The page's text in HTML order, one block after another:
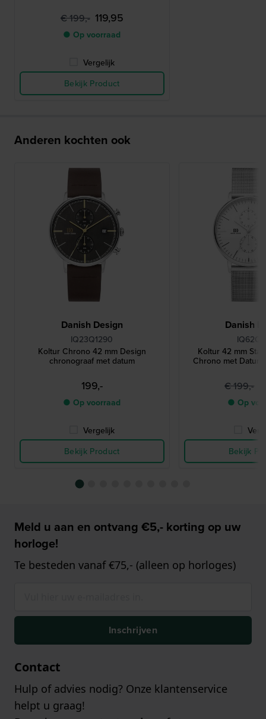
€ 199,- 119,95
● Op voorraad
Vergelijk
Bekijk Product
Anderen kochten ook
Danish Design
IQ23Q1290
Koltur Chrono 42 mm Design
chronograaf met datum
199,-
● Op voorraad
Vergelijk
Bekijk Product
Danish
Koltur 42 mm
Chrono met
€ 199,-
● Op
Bekijk
Meld u aan en ontvang €5,- korting op uw
horloge!
Te besteden vanaf €75,- (alleen op horloges)
Inschrijven
Contact
Hulp of advies nodig? Onze klantenservice
helpt u graag!